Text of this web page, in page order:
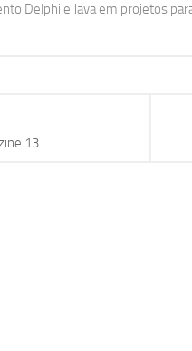
Delphi e Java em projetos
13